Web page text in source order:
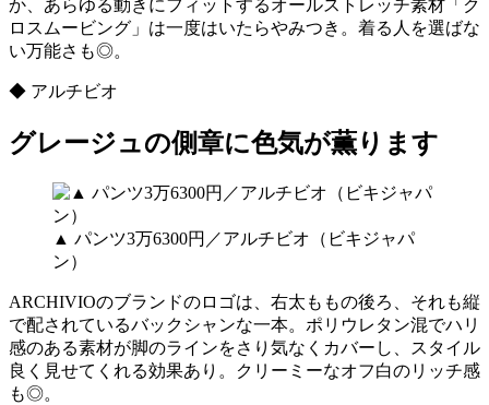
か、あらゆる動きにフィットするオールストレッチ素材「ク
ロスムービング」は一度はいたらやみつき。着る人を選ばな
い万能さも◎。
◆ アルチビオ
グレージュの側章に色気が薫ります
▲ パンツ3万6300円／アルチビオ（ビキジャパ
ン）
ARCHIVIOのブランドのロゴは、右太ももの後ろ、それも縦
で配されているバックシャンな一本。ポリウレタン混でハリ
感のある素材が脚のラインをさり気なくカバーし、スタイル
良く見せてくれる効果あり。クリーミーなオフ白のリッチ感
も◎。